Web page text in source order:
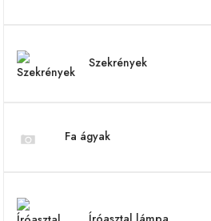
Szekrények
Fa ágyak